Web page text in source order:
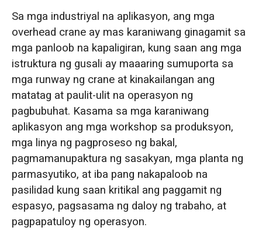
Sa mga industriyal na aplikasyon, ang mga
overhead crane ay mas karaniwang ginagamit sa
mga panloob na kapaligiran, kung saan ang mga
istruktura ng gusali ay maaaring sumuporta sa
mga runway ng crane at kinakailangan ang
matatag at paulit-ulit na operasyon ng
pagbubuhat. Kasama sa mga karaniwang
aplikasyon ang mga workshop sa produksyon,
mga linya ng pagproseso ng bakal,
pagmamanupaktura ng sasakyan, mga planta ng
parmasyutiko, at iba pang nakapaloob na
pasilidad kung saan kritikal ang paggamit ng
espasyo, pagsasama ng daloy ng trabaho, at
pagpapatuloy ng operasyon.